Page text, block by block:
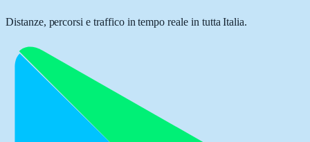
Distanze, percorsi e traffico in tempo reale in tutta Italia.